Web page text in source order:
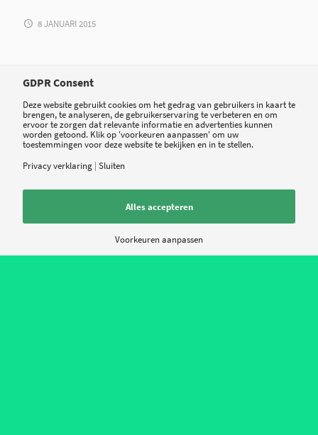
8 JANUARI 2015
GDPR Consent
Deze website gebruikt cookies om het gedrag van gebruikers in kaart te
brengen, te analyseren, de gebruikerservaring te verbeteren en om
ervoor te zorgen dat relevante informatie en advertenties kunnen
worden getoond. Klik op 'voorkeuren aanpassen' om uw
toestemmingen voor deze website te bekijken en in te stellen.
Privacy verklaring | Sluiten
Alles accepteren
Voorkeuren aanpassen